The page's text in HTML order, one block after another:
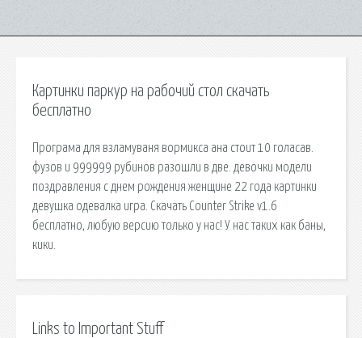
Картинки паркур на рабочий стол скачать
бесплатно
Програма для взламуваня вормикса ана стоит 10 голасав.
фузов и 999999 рубинов разошли в две. девочки модели
поздравления с днем рождения женщине 22 года картинки
девушка одевалка игра. Скачать Counter Strike v1.6
бесплатно, любую версию только у нас! У нас таких как баны,
кики.
Links to Important Stuff